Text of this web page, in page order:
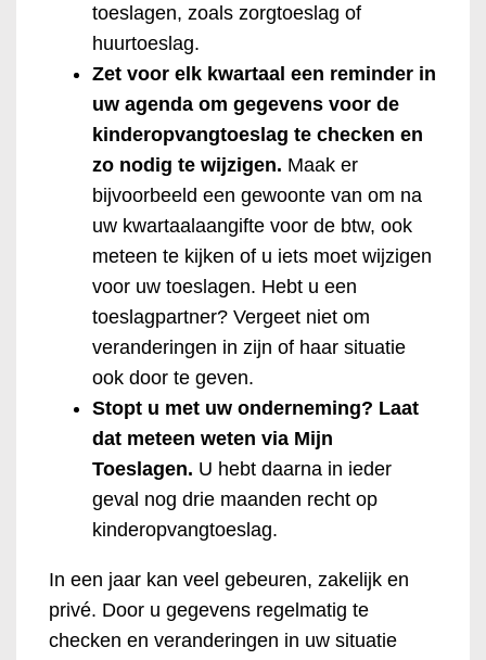
toeslagen, zoals zorgtoeslag of
huurtoeslag.
Zet voor elk kwartaal een reminder in
uw agenda om gegevens voor de
kinderopvangtoeslag te checken en
zo nodig te wijzigen. Maak er
bijvoorbeeld een gewoonte van om na
uw kwartaalaangifte voor de btw, ook
meteen te kijken of u iets moet wijzigen
voor uw toeslagen. Hebt u een
toeslagpartner? Vergeet niet om
veranderingen in zijn of haar situatie
ook door te geven.
Stopt u met uw onderneming? Laat
dat meteen weten via Mijn
Toeslagen. U hebt daarna in ieder
geval nog drie maanden recht op
kinderopvangtoeslag.
In een jaar kan veel gebeuren, zakelijk en
privé. Door u gegevens regelmatig te
checken en veranderingen in uw situatie